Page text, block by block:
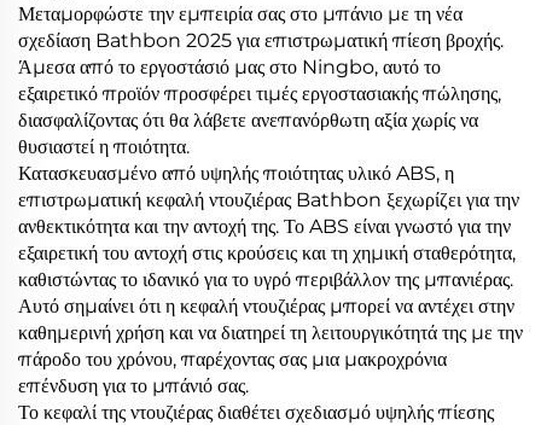
Μεταμορφώστε την εμπειρία σας στο μπάνιο με τη νέα
σχεδίαση Bathbon 2025 για επιστρωματική πίεση βροχής.
Άμεσα από το εργοστάσιό μας στο Ningbo, αυτό το
εξαιρετικό προϊόν προσφέρει τιμές εργοστασιακής πώλησης,
διασφαλίζοντας ότι θα λάβετε ανεπανόρθωτη αξία χωρίς να
θυσιαστεί η ποιότητα.
Κατασκευασμένο από υψηλής ποιότητας υλικό ABS, η
επιστρωματική κεφαλή ντουζιέρας Bathbon ξεχωρίζει για την
ανθεκτικότητα και την αντοχή της. Το ABS είναι γνωστό για την
εξαιρετική του αντοχή στις κρούσεις και τη χημική σταθερότητα,
καθιστώντας το ιδανικό για το υγρό περιβάλλον της μπανιέρας.
Αυτό σημαίνει ότι η κεφαλή ντουζιέρας μπορεί να αντέχει στην
καθημερινή χρήση και να διατηρεί τη λειτουργικότητά της με την
πάροδο του χρόνου, παρέχοντας σας μια μακροχρόνια
επένδυση για το μπάνιό σας.
Το κεφαλί της ντουζιέρας διαθέτει σχεδιασμό υψηλής πίεσης